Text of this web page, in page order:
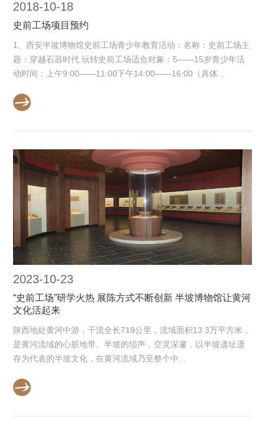
2018-10-18
史前工场项目预约
1、西安半坡博物馆史前工场青少年教育活动：名称：史前工场主
题：穿越石器时代 玩转史前工场适合对象：5——15岁青少年活
动时间：上午9:00——11:00下午14:00——16:00（具体...
2023-10-23
“史前工场”研学火热 展陈方式不断创新 半坡博物馆让黄河
文化活起来
陕西地处黄河中游，干流全长719公里，流域面积13 3万平方米，
是黄河流域的心脏地带。半坡的埙声，空灵深邃，以半坡遗址遗
存为代表的半坡文化，在黄河流域乃至整个中...